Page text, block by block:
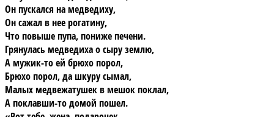
Он пускался на медведиху,
Он сажал в нее рогатину,
Что повыше пупа, пониже печени.
Грянулась медведиха о сыру землю,
А мужик-то ей брюхо порол,
Брюхо порол, да шкуру сымал,
Малых медвежатушек в мешок поклал,
А поклавши-то домой пошел.